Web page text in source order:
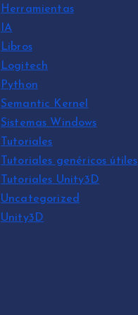
Herramientas
IA
Libros
Logitech
Python
Semantic Kernel
Sistemas Windows
Tutoriales
Tutoriales genéricos útiles
Tutoriales Unity3D
Uncategorized
Unity3D